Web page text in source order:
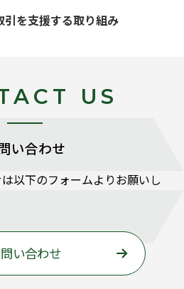
引を支援する取り組み
US
い合わせ
以下のフォームよりお願いし
い合わせ